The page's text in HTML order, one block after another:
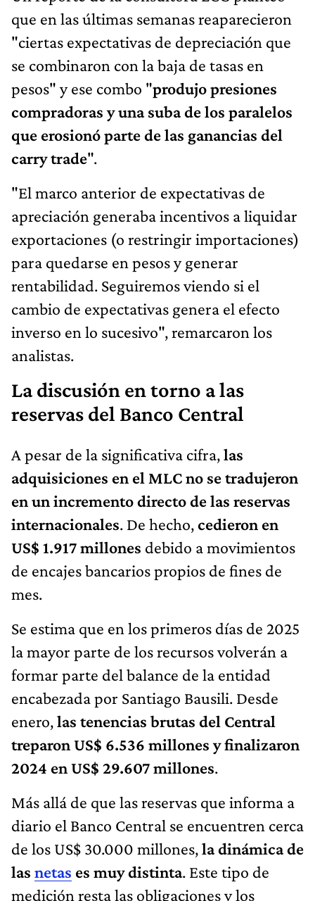
que en las últimas semanas reaparecieron
"ciertas expectativas de depreciación que
se combinaron con la baja de tasas en
pesos" y ese combo "produjo presiones
compradoras y una suba de los paralelos
que erosionó parte de las ganancias del
carry trade".
"El marco anterior de expectativas de
apreciación generaba incentivos a liquidar
exportaciones (o restringir importaciones)
para quedarse en pesos y generar
rentabilidad. Seguiremos viendo si el
cambio de expectativas genera el efecto
inverso en lo sucesivo", remarcaron los
analistas.
La discusión en torno a las
reservas del Banco Central
A pesar de la significativa cifra,las
adquisiciones en el MLC no se tradujeron
en un incremento directo de las reservas
internacionales. De hecho,cedieron en
US$ 1.917 millones debido a movimientos
de encajes bancarios propios de fines de
mes.
Se estima que en los primeros días de 2025
la mayor parte de los recursos volverán a
formar parte del balance de la entidad
encabezada por Santiago Bausili. Desde
enero,las tenencias brutas del Central
treparon US$ 6.536 millones y finalizaron
2024 en US$ 29.607 millones.
Más allá de que las reservas que informa a
diario el Banco Central se encuentren cerca
de los US$ 30.000 millones,la dinámica de
las netas es muy distinta. Este tipo de
medición resta las obligaciones y los